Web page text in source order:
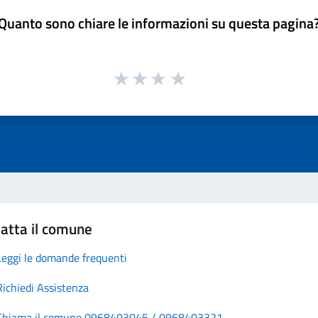
sono chiare le informazioni su questa
il comune
le domande frequenti
Assistenza